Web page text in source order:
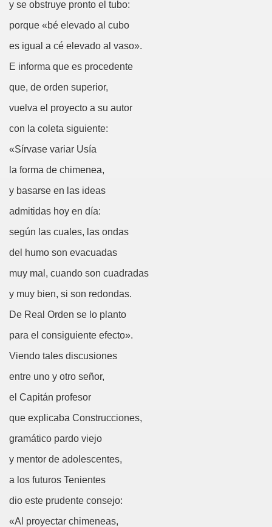
y se obstruye pronto el tubo:
porque «bé elevado al cubo
es igual a cé elevado al vaso».
E informa que es procedente
que, de orden superior,
vuelva el proyecto a su autor
con la coleta siguiente:
«Sírvase variar Usía
la forma de chimenea,
y basarse en las ideas
admitidas hoy en día:
según las cuales, las ondas
del humo son evacuadas
muy mal, cuando son cuadradas
y muy bien, si son redondas.
De Real Orden se lo planto
para el consiguiente efecto».
Viendo tales discusiones
entre uno y otro señor,
el Capitán profesor
que explicaba Construcciones,
gramático pardo viejo
y mentor de adolescentes,
a los futuros Tenientes
dio este prudente consejo:
«Al proyectar chimeneas,
de Pontevedra)
Romance de Ciego (Fray Josepho)
el Mudo..., de El Decamerón (Giovanni Boccaccio)
Feroz
Eugenio Hartzenbusch)
Poema de Mío Cid, Fragmento (Jorge Llopis)